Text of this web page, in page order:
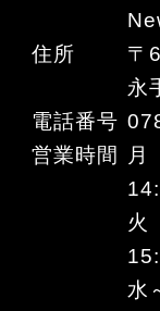
住所
〒
永
電話番号
営業時間
水